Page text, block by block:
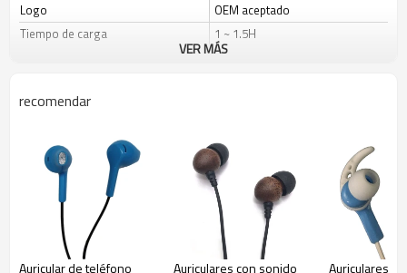
Logo
OEM aceptado
Tiempo de carga
1 ~ 1.5H
En el oido
Color disponible
VER MÁS
recomendar
Auricular de teléfono Auriculares con sonido Auriculares